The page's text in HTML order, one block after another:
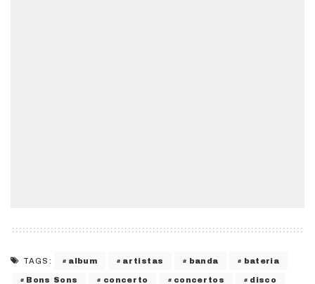
TAGS: album artistas banda bateria
Bons Sons concerto concertos disco